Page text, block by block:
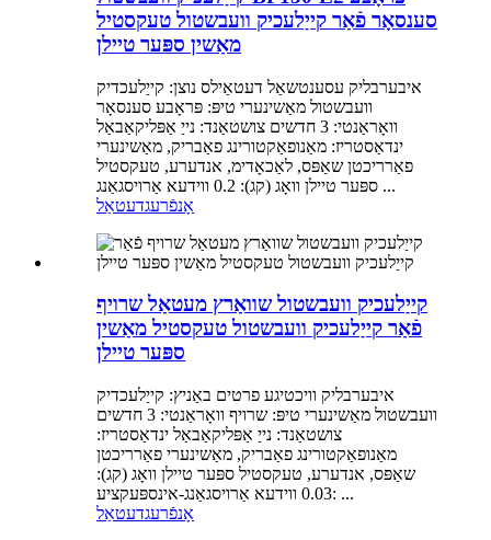
סענסאָר פֿאַר קייַלעכיק וועבשטול טעקסטיל
מאַשין ספּער טיילן
איבערבליק עסענטשאַל דעטאַילס נוצן: קייַלעכדיק
וועבשטול מאַשינערי טיפּ: פּראָבע סענסאָר
וואָראַנטי: 3 חדשים צושטאַנד: נייַ אַפּליקאַבאַל
ינדאַסטריז: מאַנופאַקטורינג פאַבריק, מאַשינערי
פאַרריכטן שאַפּס, לאַכאָדימ, אנדערע, טעקסטיל
ספּער טיילן וואָג (קג): 0.2 ווידעא אַרויסגאַנג ...
אָנפֿרעגדעטאַל
קייַלעכיק וועבשטול שוואַרץ מעטאַל שרויף
פֿאַר קייַלעכיק וועבשטול טעקסטיל מאַשין
ספּער טיילן
איבערבליק וויכטיגע פרטים באַניץ: קייַלעכדיק
וועבשטול מאַשינערי טיפּ: שרויף וואָראַנטי: 3 חדשים
צושטאַנד: נייַ אַפּליקאַבאַל ינדאַסטריז:
מאַנופאַקטורינג פאַבריק, מאַשינערי פאַרריכטן
שאַפּס, אנדערע, טעקסטיל ספּער טיילן וואָג (קג):
0.03 ווידעא אַרויסגאַנג-אינספּעקציע: ...
אָנפֿרעגדעטאַל